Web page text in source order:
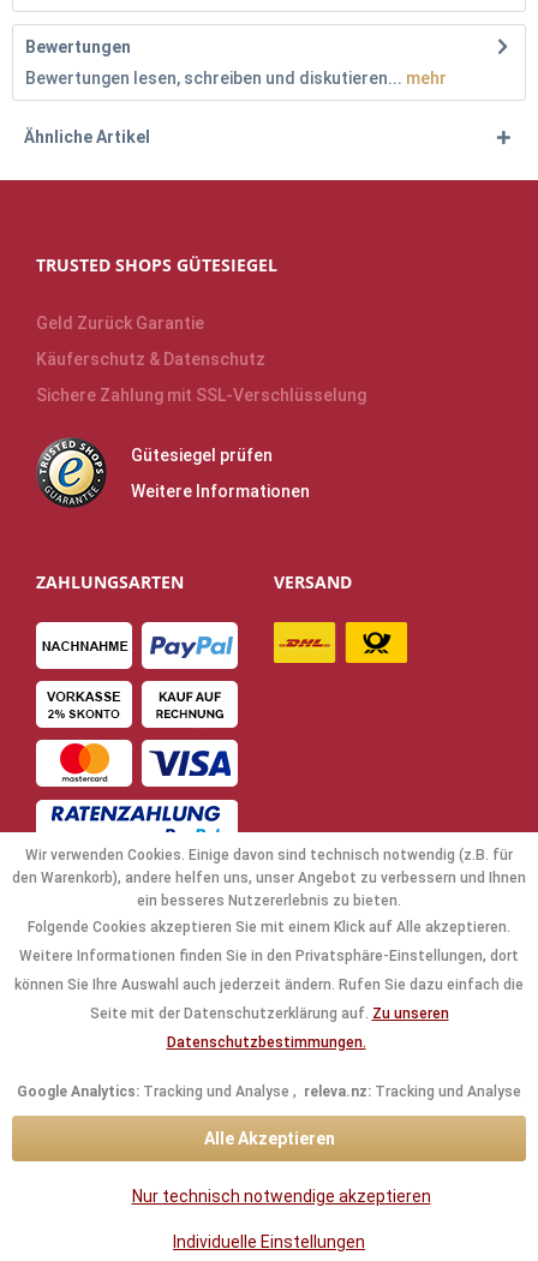
Bewertungen
Bewertungen lesen, schreiben und diskutieren... mehr
Ähnliche Artikel
TRUSTED SHOPS GÜTESIEGEL
Geld Zurück Garantie
Käuferschutz & Datenschutz
Sichere Zahlung mit SSL-Verschlüsselung
Gütesiegel prüfen
Weitere Informationen
ZAHLUNGSARTEN VERSAND
NAVIGATION
INFORMATIONEN
Nachnahmegebühren, wenn nicht anders beschrieben.
Wir verwenden Cookies. Einige davon sind technisch notwendig (z.B. für
den Warenkorb), andere helfen uns, unser Angebot zu verbessern und Ihnen
ein besseres Nutzererlebnis zu bieten.
Folgende Cookies akzeptieren Sie mit einem Klick auf Alle akzeptieren.
Weitere Informationen finden Sie in den Privatsphäre-Einstellungen, dort
können Sie Ihre Auswahl auch jederzeit ändern. Rufen Sie dazu einfach die
Seite mit der Datenschutzerklärung auf. Zu unseren
Datenschutzbestimmungen.
Google Analytics: Tracking und Analyse , releva.nz: Tracking und Analyse
Individuelle Einstellungen
Nur technisch notwendige akzeptieren
Alle Akzeptieren